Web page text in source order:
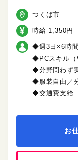
つくば市
時給 1,350円
◆週3日×6時
◆PCスキル（
◆分野問わず
◆服装自由／
◆交通費支給
お